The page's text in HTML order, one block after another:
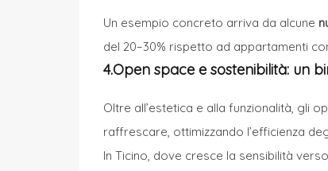
Un esempio concreto arriva da alcune
del 20–30% rispetto ad appartamenti
4.Open space e sostenibilità: un
Oltre all’estetica e alla funzionalità, gli
raffrescare, ottimizzando l’efficienza
In Ticino, dove cresce la sensibilità